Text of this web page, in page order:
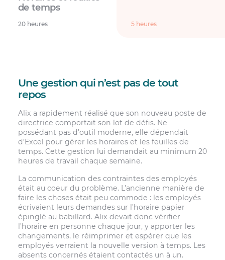
20 heures 5 heures
Une gestion qui n’est pas de tout
repos
Alix a rapidement réalisé que son nouveau poste de
directrice comportait son lot de défis. Ne
possédant pas d’outil moderne, elle dépendait
d’Excel pour gérer les horaires et les feuilles de
temps. Cette gestion lui demandait au minimum 20
heures de travail chaque semaine.
La communication des contraintes des employés
était au coeur du problème. L’ancienne manière de
faire les choses était peu commode : les employés
écrivaient leurs demandes sur l’horaire papier
épinglé au babillard. Alix devait donc vérifier
l’horaire en personne chaque jour, y apporter les
changements, le réimprimer et espérer que les
employés verraient la nouvelle version à temps. Les
absents concernés étaient contactés un à un.